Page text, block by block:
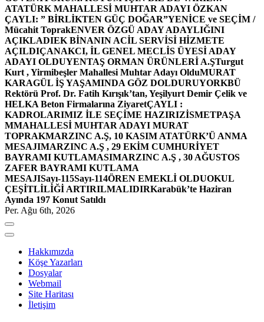
ATATÜRK MAHALLESİ MUHTAR ADAYI ÖZKAN
ÇAYLI: ” BİRLİKTEN GÜÇ DOĞAR”YENİCE ve SEÇİM /
Mücahit ToprakENVER ÖZGÜ ADAY ADAYLIĞINI
AÇIKLADIEK BİNANIN ACİL SERVİSİ HİZMETE
AÇILDIÇANAKCI, İL GENEL MECLİS ÜYESİ ADAY
ADAYI OLDUYENTAŞ ORMAN ÜRÜNLERİ A.ŞTurgut
Kurt , Yirmibeşler Mahallesi Muhtar Adayı OlduMURAT
KARAGÜL İŞ YAŞAMINDA GÖZ DOLDURUYORKBÜ
Rektörü Prof. Dr. Fatih Kırışık’tan, Yeşilyurt Demir Çelik ve
HELKA Beton Firmalarına ZiyaretÇAYLI :
KADROLARIMIZ İLE SEÇİME HAZIRIZİSMETPAŞA
MMAHALLESİ MUHTAR ADAYI MURAT
TOPRAKMARZINC A.Ş, 10 KASIM ATATÜRK’Ü ANMA
MESAJIMARZINC A.Ş , 29 EKİM CUMHURİYET
BAYRAMI KUTLAMASIMARZINC A.Ş , 30 AĞUSTOS
ZAFER BAYRAMI KUTLAMA
MESAJISayı-115Sayı-114ÖREN EMEKLİ OLDUOKUL
ÇEŞİTLİLİĞİ ARTIRILMALIDIRKarabük’te Haziran
Ayında 197 Konut Satıldı
Per. Ağu 6th, 2026
Hakkımızda
Köşe Yazarları
Dosyalar
Webmail
Site Haritası
İletişim